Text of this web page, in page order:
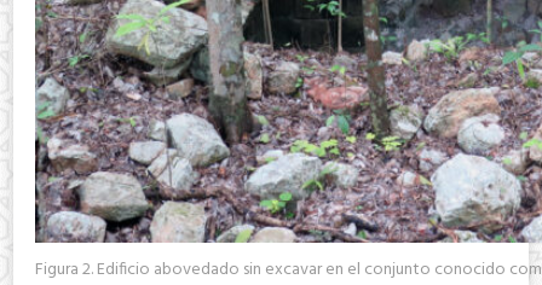
Figura 2. Edificio abovedado sin excavar en el conjunto conocido